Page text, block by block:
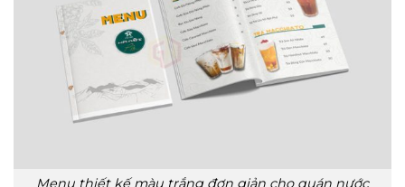
Menu thiết kế màu trắng đơn giản cho quán nước